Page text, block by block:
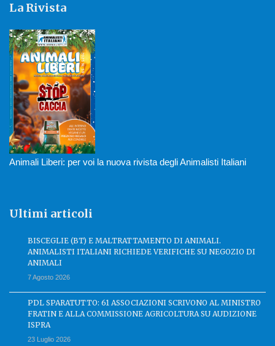
La Rivista
Animali Liberi: per voi la nuova rivista degli Animalisti Italiani
Ultimi articoli
BISCEGLIE (BT) E MALTRATTAMENTO DI ANIMALI.
ANIMALISTI ITALIANI RICHIEDE VERIFICHE SU NEGOZIO DI
ANIMALI
7 Agosto 2026
PDL SPARATUTTO: 61 ASSOCIAZIONI SCRIVONO AL MINISTRO
FRATIN E ALLA COMMISSIONE AGRICOLTURA SU AUDIZIONE
ISPRA
23 Luglio 2026